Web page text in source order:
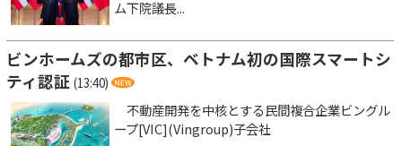
ム下院議長...
ビンホームズの都市区、ベトナム初の国際スマートシ
ティ認証 (13:40)
不動産開発を中核とする民間複合企業ビングル
ープ[VIC](Vingroup)子会社